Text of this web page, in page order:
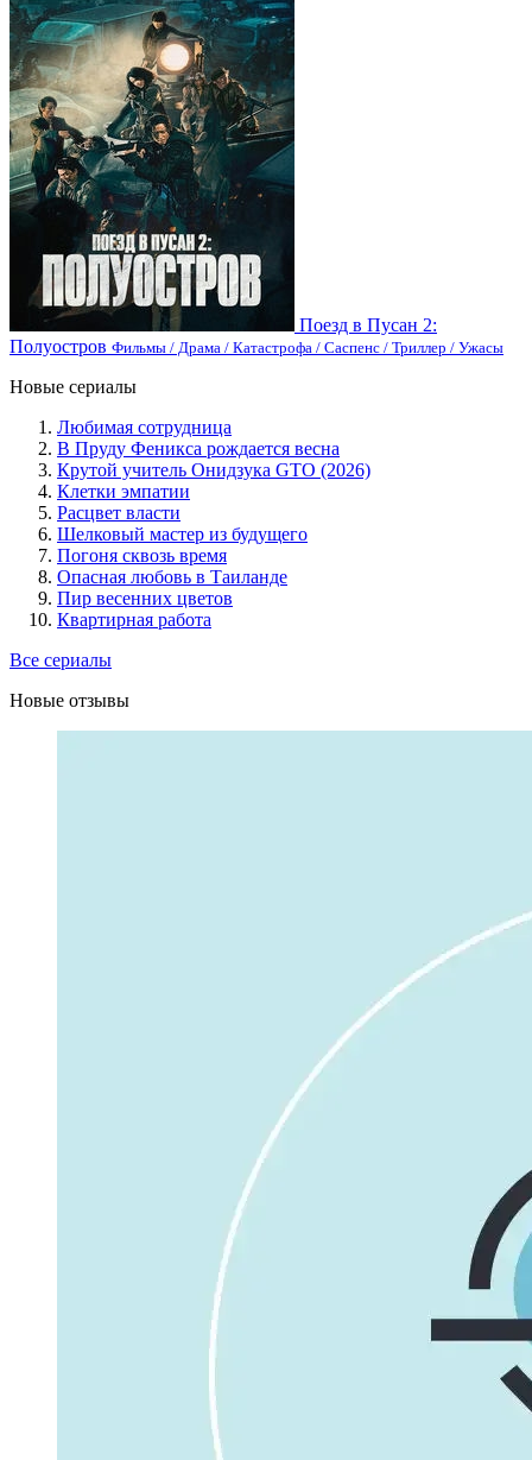
Поезд в Пусан 2:
Полуостров Фильмы / Драма / Катастрофа / Саспенс / Триллер / Ужасы
Новые сериалы
Любимая сотрудница
В Пруду Феникса рождается весна
Крутой учитель Онидзука GTO (2026)
Клетки эмпатии
Расцвет власти
Шелковый мастер из будущего
Погоня сквозь время
Опасная любовь в Таиланде
Пир весенних цветов
Квартирная работа
Все сериалы
Новые отзывы